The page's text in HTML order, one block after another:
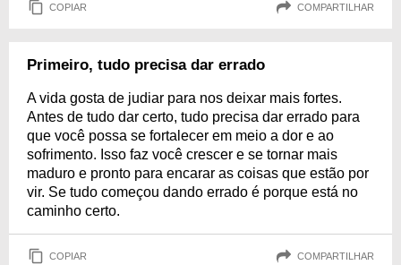
COPIAR COMPARTILHAR
Primeiro, tudo precisa dar errado
A vida gosta de judiar para nos deixar mais fortes.
Antes de tudo dar certo, tudo precisa dar errado para
que você possa se fortalecer em meio a dor e ao
sofrimento. Isso faz você crescer e se tornar mais
maduro e pronto para encarar as coisas que estão por
vir. Se tudo começou dando errado é porque está no
caminho certo.
COPIAR COMPARTILHAR